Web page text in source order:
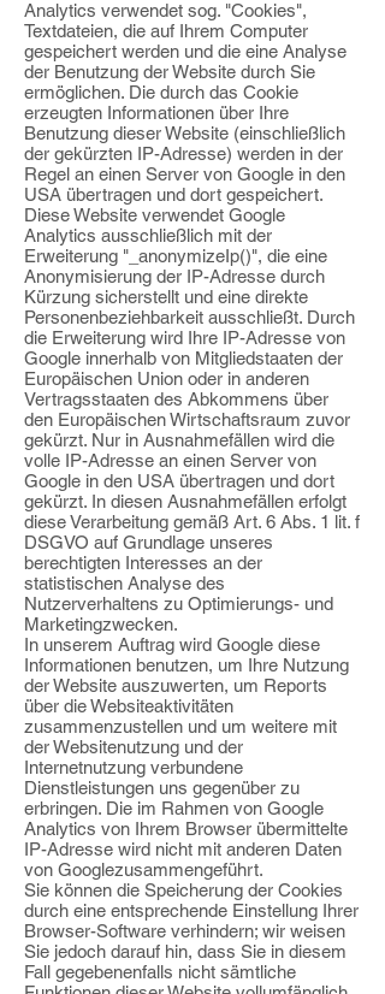
Analytics verwendet sog. "Cookies",
Textdateien, die auf Ihrem Computer
gespeichert werden und die eine Analyse
der Benutzung der Website durch Sie
ermöglichen. Die durch das Cookie
erzeugten Informationen über Ihre
Benutzung dieser Website (einschließlich
der gekürzten IP-Adresse) werden in der
Regel an einen Server von Google in den
USA übertragen und dort gespeichert.
Diese Website verwendet Google
Analytics ausschließlich mit der
Erweiterung "_anonymizeIp()", die eine
Anonymisierung der IP-Adresse durch
Kürzung sicherstellt und eine direkte
Personenbeziehbarkeit ausschließt. Durch
die Erweiterung wird Ihre IP-Adresse von
Google innerhalb von Mitgliedstaaten der
Europäischen Union oder in anderen
Vertragsstaaten des Abkommens über
den Europäischen Wirtschaftsraum zuvor
gekürzt. Nur in Ausnahmefällen wird die
volle IP-Adresse an einen Server von
Google in den USA übertragen und dort
gekürzt. In diesen Ausnahmefällen erfolgt
dieseVerarbeitung gemäß Art. 6 Abs. 1 lit. f
DSGVO auf Grundlage unseres
berechtigten Interesses an der
statistischen Analyse des
Nutzerverhaltens zu Optimierungs- und
Marketingzwecken.
In unserem Auftrag wird Google diese
Informationen benutzen, um Ihre Nutzung
derWebsite auszuwerten, um Reports
über die Websiteaktivitäten
zusammenzustellen und um weitere mit
der Websitenutzung und der
Internetnutzung verbundene
Dienstleistungen uns gegenüber zu
erbringen. Die im Rahmen von Google
Analytics von Ihrem Browser übermittelte
IP-Adresse wird nicht mit anderen Daten
von Googlezusammengeführt.
Sie können die Speicherung der Cookies
durch eine entsprechende Einstellung Ihrer
Browser-Software verhindern; wir weisen
Sie jedoch darauf hin, dass Sie in diesem
Fall gegebenenfalls nicht sämtliche